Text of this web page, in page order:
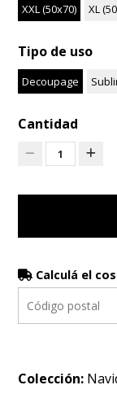
XXL (50x70) XL
Tipo de uso
Decoupage
Cantidad
1
Calculá el
Colección: